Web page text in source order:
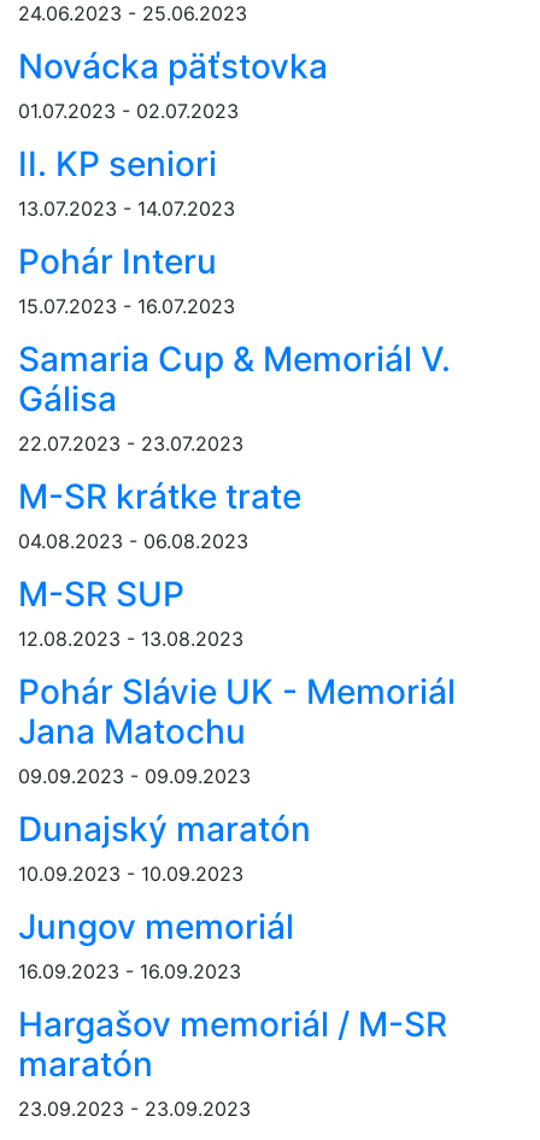
24.06.2023 - 25.06.2023
Novácka päťstovka
01.07.2023 - 02.07.2023
II. KP seniori
13.07.2023 - 14.07.2023
Pohár Interu
15.07.2023 - 16.07.2023
Samaria Cup & Memoriál V.
Gálisa
22.07.2023 - 23.07.2023
M-SR krátke trate
04.08.2023 - 06.08.2023
M-SR SUP
12.08.2023 - 13.08.2023
Pohár Slávie UK - Memoriál
Jana Matochu
09.09.2023 - 09.09.2023
Dunajský maratón
10.09.2023 - 10.09.2023
Jungov memoriál
16.09.2023 - 16.09.2023
Hargašov memoriál / M-SR
maratón
23.09.2023 - 23.09.2023